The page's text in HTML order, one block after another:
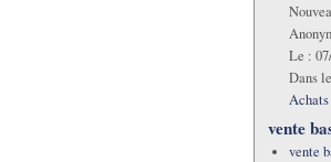
Le :
Dans
vente
vente